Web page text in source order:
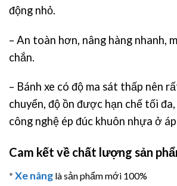
động nhỏ.
– An toàn hơn, nâng hàng nhanh,
chắn.
– Bánh xe có độ ma sát thấp nên
chuyển, độ ồn được hạn chế tối
công nghệ ép đúc khuôn nhựa ở
Cam kết về chất lượng sản
* Xe nâng là sản phẩm mới 100%